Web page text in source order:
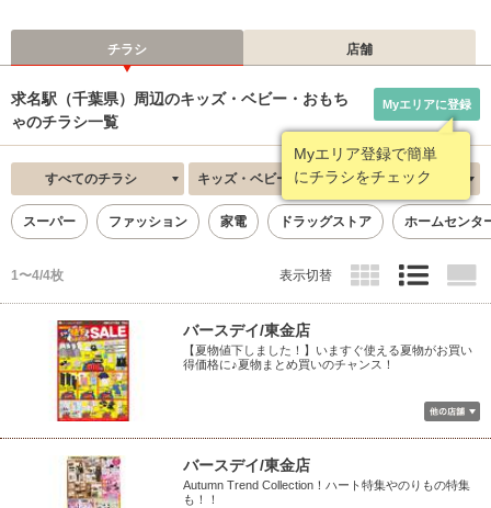
チラシ 店舗
求名駅（千葉県）周辺のキッズ・ベビー・おもち
ゃのチラシ一覧
Myエリア登録で簡単
にチラシをチェック
Myエリアに登録
すべてのチラシ キッズ・ベビー・おもちゃ 新着順
スーパー ファッション 家電 ドラッグストア ホームセンタ
1〜4/4枚 表示切替
バースデイ/東金店
【夏物値下しました！】いますぐ使える夏物がお買い
得価格に♪夏物まとめ買いのチャンス！
バースデイ/東金店
Autumn Trend Collection！ハート特集やのりもの特集
も！！